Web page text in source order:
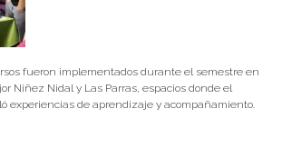
fueron implementados durante el semestre en
Niñez Nidal y Las Parras, espacios donde el
experiencias de aprendizaje y acompañamiento.